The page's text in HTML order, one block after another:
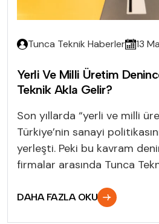
Tunca Teknik Haberler 13
Yerli Ve Milli Üretim
Teknik Akla Gelir?
Son yıllarda “yerli ve milli
Türkiye’nin sanayi
yerleşti. Peki bu kavram
firmalar arasında Tunca
DAHA FAZLA OKU